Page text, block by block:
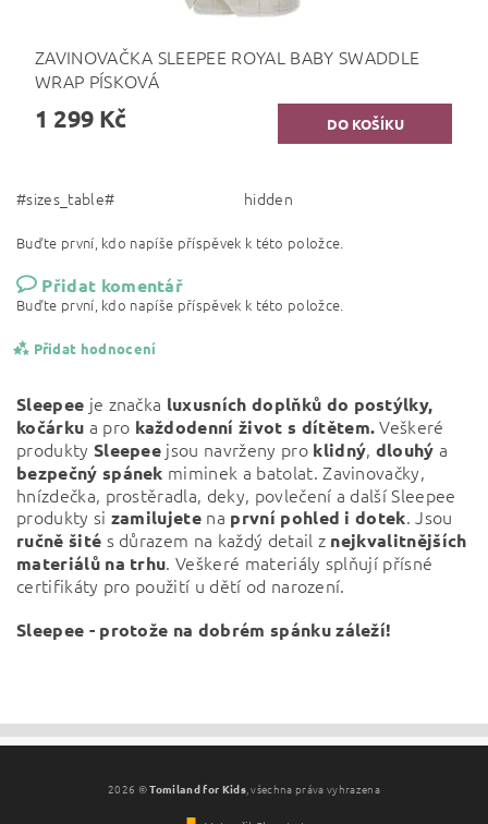
ZAVINOVAČKA SLEEPEE ROYAL BABY SWADDLE
WRAP PÍSKOVÁ
1 299 Kč
#sizes_table# hidden
Buďte první, kdo napíše příspěvek k této položce.
Přidat komentář
Buďte první, kdo napíše příspěvek k této položce.
Přidat hodnocení
Sleepee je značka luxusních doplňků do postýlky,
kočárku a pro každodenní život s dítětem.Veškeré
produkty Sleepee jsou navrženy pro klidný, dlouhý a
bezpečný spánek miminek a batolat. Zavinovačky,
hnízdečka, prostěradla, deky, povlečení a další Sleepee
produkty si zamilujete na první pohled i dotek. Jsou
ručně šité s důrazem na každý detail z nejkvalitnějších
materiálů na trhu. Veškeré materiály splňují přísné
certifikáty pro použití u dětí od narození.
Sleepee - protože na dobrém spánku záleží!
2026 ©Tomiland for Kids, všechna práva vyhrazena